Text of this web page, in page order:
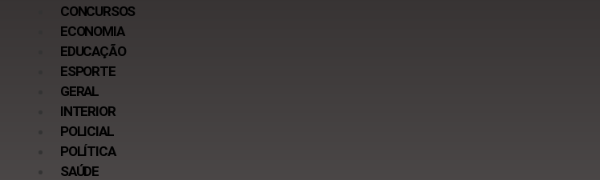
CONCURSOS
ECONOMIA
EDUCAÇÃO
ESPORTE
GERAL
INTERIOR
POLICIAL
POLÍTICA
SAÚDE